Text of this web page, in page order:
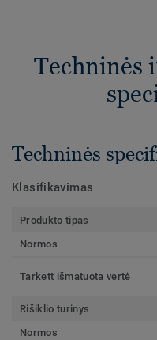
Techninės
Techninės
Klasifikavimas
Produkto tipas
Normos
Tarkett išmatuota vertė
Rišiklio turinys
Normos